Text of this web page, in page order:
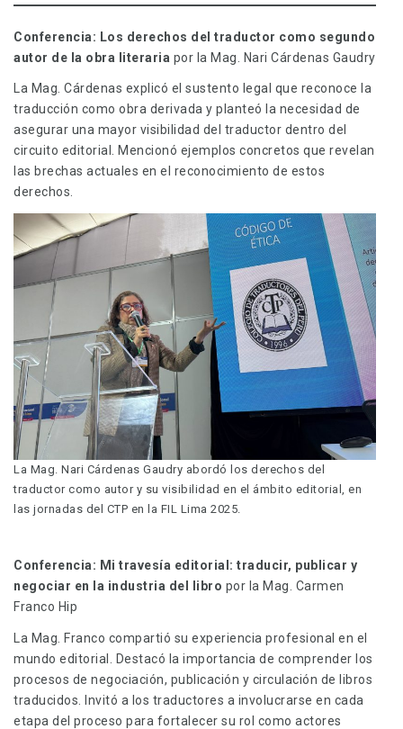
Conferencia: Los derechos del traductor como segundo
autor de la obra literaria por la Mag. Nari Cárdenas Gaudry
La Mag. Cárdenas explicó el sustento legal que reconoce la
traducción como obra derivada y planteó la necesidad de
asegurar una mayor visibilidad del traductor dentro del
circuito editorial. Mencionó ejemplos concretos que revelan
las brechas actuales en el reconocimiento de estos
derechos.
La Mag. Nari Cárdenas Gaudry abordó los derechos del
traductor como autor y su visibilidad en el ámbito editorial, en
las jornadas del CTP en la FIL Lima 2025.
Conferencia: Mi travesía editorial: traducir, publicar y
negociar en la industria del libro por la Mag. Carmen
Franco Hip
La Mag. Franco compartió su experiencia profesional en el
mundo editorial. Destacó la importancia de comprender los
procesos de negociación, publicación y circulación de libros
traducidos. Invitó a los traductores a involucrarse en cada
etapa del proceso para fortalecer su rol como actores